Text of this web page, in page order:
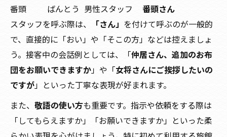
番頭
ばんとう 男性スタッフ
番頭さん
スタッフを呼ぶ際は、
「さん」 を付けて呼ぶのが一般的
で、直接的に「おい」や「そこの方」などは控えましょ
う。接客中の会話例としては、「仲居さん、追加のお布
団をお願いできますか」や「女将さんにご挨拶したいの
ですが」といった丁寧な表現が好まれます。
また、 敬語の使い方も重要です。指示や依頼をする際は
「してもらえますか」「お願いできますか」といった柔